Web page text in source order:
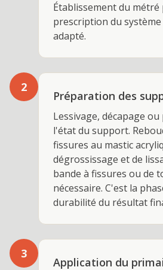
Établissement du métré
prescription du
adapté.
2
Préparation des
Lessivage, décapage
l'état du support.
fissures au mastic
dégrossissage et de
bande à fissures ou de
nécessaire. C'est la
durabilité du résultat
3
Application du